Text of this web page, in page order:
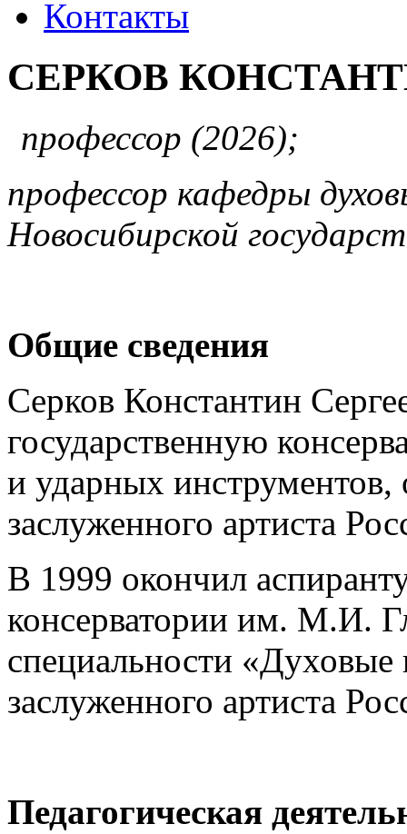
Контакты
СЕРКОВ
профессор (2026);
профессор кафедры
Новосибирской
Общие сведения
Серков Константин
государственную
и ударных инструментов,
заслуженного артиста
В 1999 окончил
консерватории им. М.И.
специальности
заслуженного артиста
Педагогическая